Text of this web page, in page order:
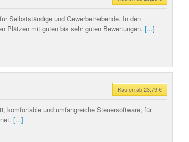
Selbstständige und Gewerbetreibende. In den
Plätzen mit guten bis sehr guten Bewertungen. [...]
Kaufen ab 23,79 €
komfortable und umfangreiche Steuersoftware; für
[...]